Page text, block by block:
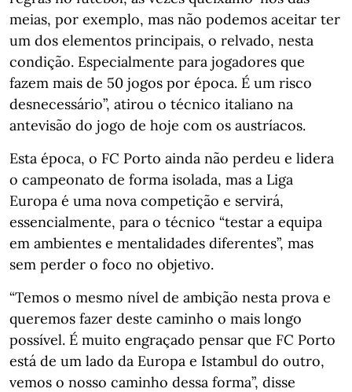
meias, por exemplo, mas não podemos aceitar ter
um dos elementos principais, o relvado, nesta
condição. Especialmente para jogadores que
fazem mais de 50 jogos por época. É um risco
desnecessário”, atirou o técnico italiano na
antevisão do jogo de hoje com os austríacos.
Esta época, o FC Porto ainda não perdeu e lidera
o campeonato de forma isolada, mas a Liga
Europa é uma nova competição e servirá,
essencialmente, para o técnico “testar a equipa
em ambientes e mentalidades diferentes”, mas
sem perder o foco no objetivo.
“Temos o mesmo nível de ambição nesta prova e
queremos fazer deste caminho o mais longo
possível. É muito engraçado pensar que FC Porto
está de um lado da Europa e Istambul do outro,
vemos o nosso caminho dessa forma”, disse